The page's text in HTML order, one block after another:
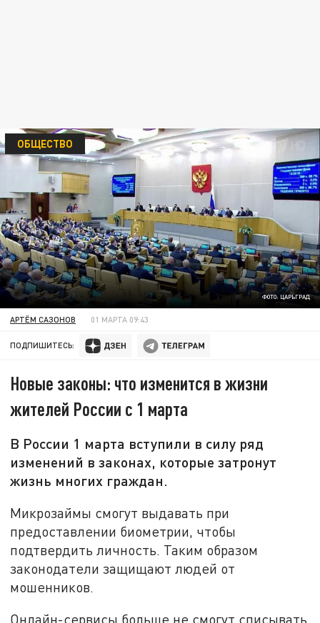
ФОТО: ЦАРЬГРАД
ОБЩЕСТВО
АРТЁМ САЗОНОВ 01 МАРТА 09:43
ПОДПИШИТЕСЬ:
Новые законы: что изменится в жизни
жителей России с 1 марта
В России 1 марта вступили в силу ряд
изменений в законах, которые затронут
жизнь многих граждан.
Микрозаймы смогут выдавать при
предоставлении биометрии, чтобы
подтвердить личность. Таким образом
законодатели защищают людей от
мошенников.
Онлайн-сервисы больше не смогут списывать